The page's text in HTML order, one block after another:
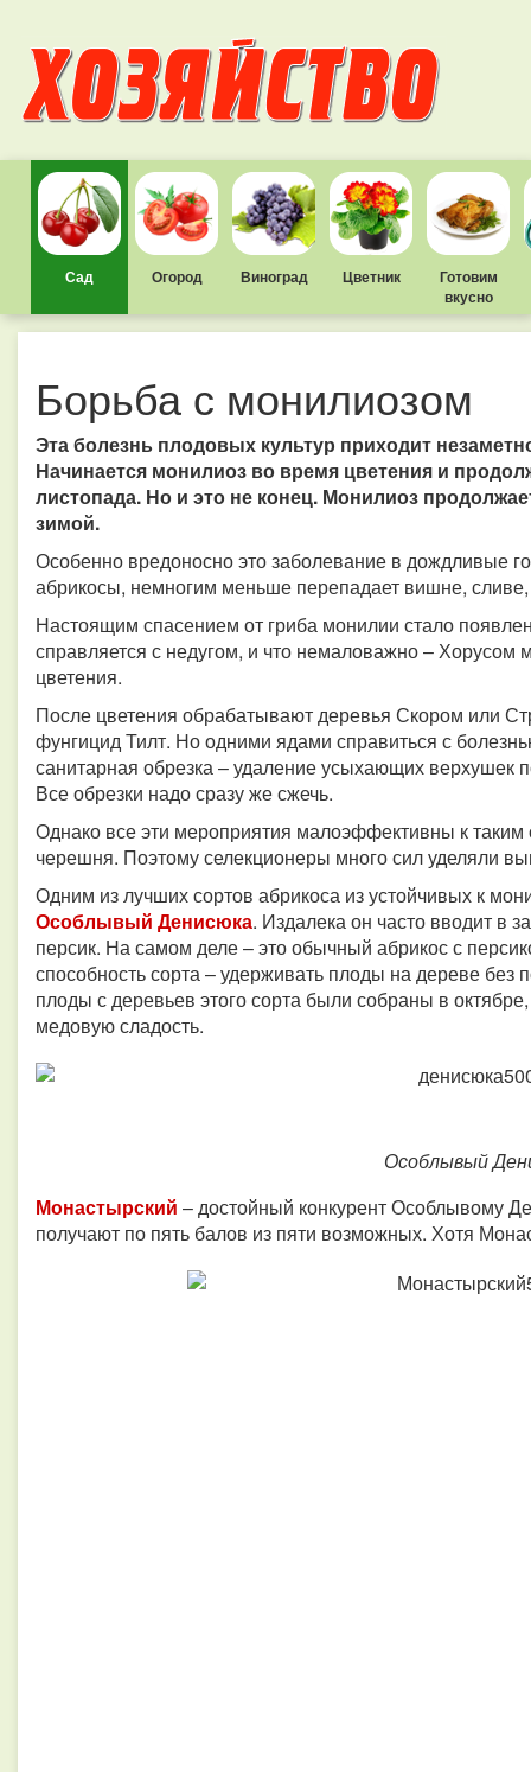
Сад Огород Виноград Цветник
Готовим
вкусно
Борьба с монилиозом
Эта болезнь плодовых культур приходит
Начинается монилиоз во время цветения и
листопада. Но и это не конец. Монилиоз
зимой.
Особенно вредоносно это заболевание в дождливые
абрикосы, немногим меньше перепадает вишне,
Настоящим спасением от гриба монилии стало
справляется с недугом, и что немаловажно –
цветения.
После цветения обрабатывают деревья Скором или
фунгицид Тилт. Но одними ядами справиться с
санитарная обрезка – удаление усыхающих верхушек
Все обрезки надо сразу же сжечь.
Однако все эти мероприятия малоэффективны к
черешня. Поэтому селекционеры много сил уделяли
Одним из лучших сортов абрикоса из устойчивых к
Особлывый Денисюка. Издалека он часто вводит в
персик. На самом деле – это обычный абрикос с
способность сорта – удерживать плоды на дереве без
плоды с деревьев этого сорта были собраны в
медовую сладость.
Особлывый
Монастырский – достойный конкурент Особлывому
получают по пять балов из пяти возможных. Хотя